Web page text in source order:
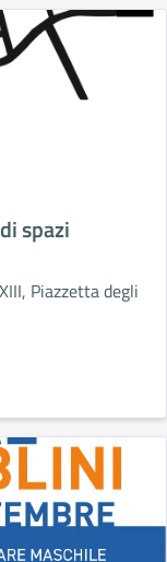
spazi
Piazzetta degli